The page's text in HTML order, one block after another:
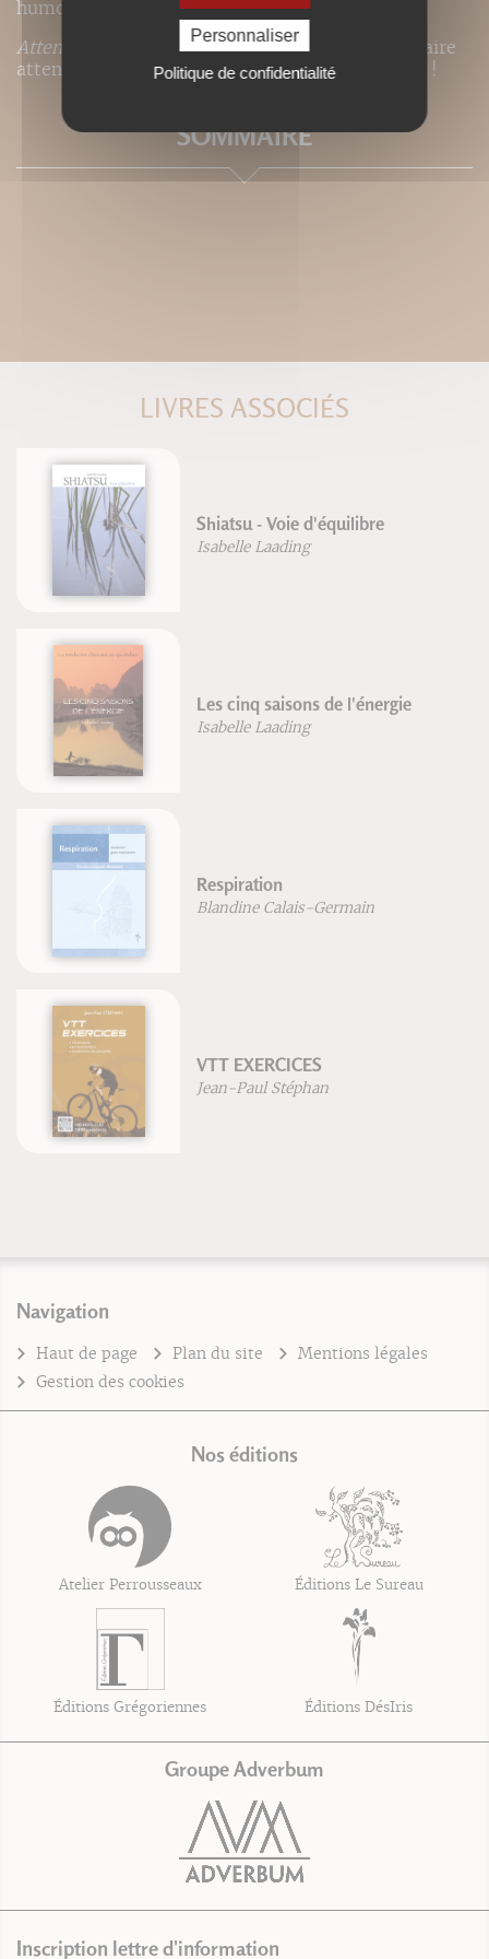
humour par Marie Lemaistre.
Attention !
Certains exercices pourraient vous faire
attendre avec impatience le prochain feu rouge !
SOMMAIRE
LIVRES ASSOCIÉS
Shiatsu - Voie d'équilibre
Isabelle Laading
Les cinq saisons de l'énergie
Isabelle Laading
Respiration
Blandine Calais-Germain
VTT EXERCICES
Jean-Paul Stéphan
Navigation
Haut de page Plan du site
Mentions légales
Gestion des cookies
Nos éditions
Atelier Perrousseaux Éditions Le Sureau
Éditions Grégoriennes Éditions DésIris
Groupe Adverbum
Inscription lettre d'information
Personnaliser
Politique de confidentialité